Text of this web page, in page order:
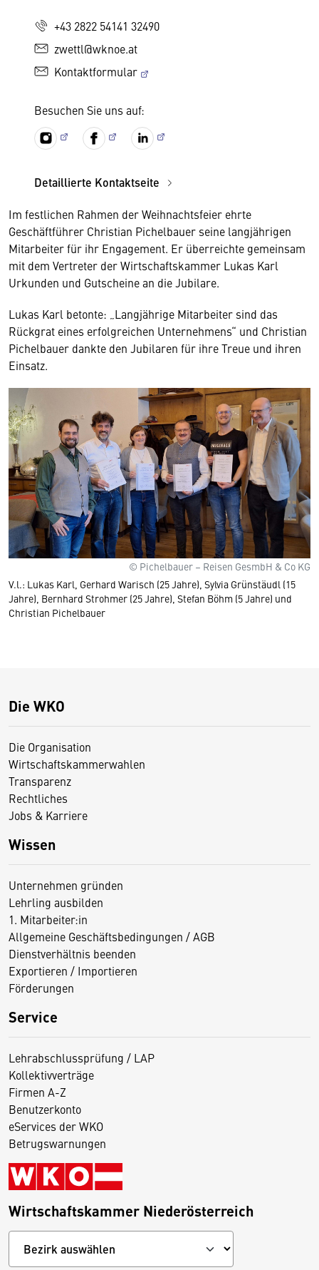
+43 2822 54141 32490
zwettl@wknoe.at
Kontaktformular
Besuchen Sie uns auf:
Detaillierte Kontaktseite
Im festlichen Rahmen der Weihnachtsfeier ehrte
Geschäftführer Christian Pichelbauer seine langjährigen
Mitarbeiter für ihr Engagement. Er überreichte gemeinsam
mit dem Vertreter der Wirtschaftskammer Lukas Karl
Urkunden und Gutscheine an die Jubilare.
Lukas Karl betonte: „Langjährige Mitarbeiter sind das
Rückgrat eines erfolgreichen Unternehmens“ und Christian
Pichelbauer dankte den Jubilaren für ihre Treue und ihren
Einsatz.
© Pichelbauer – Reisen GesmbH & Co KG
V.l.: Lukas Karl, Gerhard Warisch (25 Jahre), Sylvia Grünstäudl (15
Jahre), Bernhard Strohmer (25 Jahre), Stefan Böhm (5 Jahre) und
Christian Pichelbauer
Die WKO
Die Organisation
Wirtschaftskammerwahlen
Transparenz
Rechtliches
Jobs & Karriere
Wissen
Unternehmen gründen
Lehrling ausbilden
1. Mitarbeiter:in
Allgemeine Geschäftsbedingungen / AGB
Dienstverhältnis beenden
Exportieren / Importieren
Förderungen
Service
Lehrabschlussprüfung / LAP
Kollektivverträge
Firmen A-Z
Benutzerkonto
eServices der WKO
Betrugswarnungen
Wirtschaftskammer Niederösterreich